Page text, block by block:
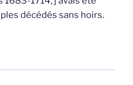
décédés sans hoirs.